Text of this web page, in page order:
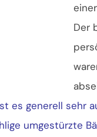
Der
es generell sehr
umgestürzte